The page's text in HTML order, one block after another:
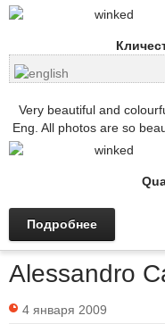
Very beautiful and
Eng. All photos are so
Подробнее
Alessandro
4 января 2009